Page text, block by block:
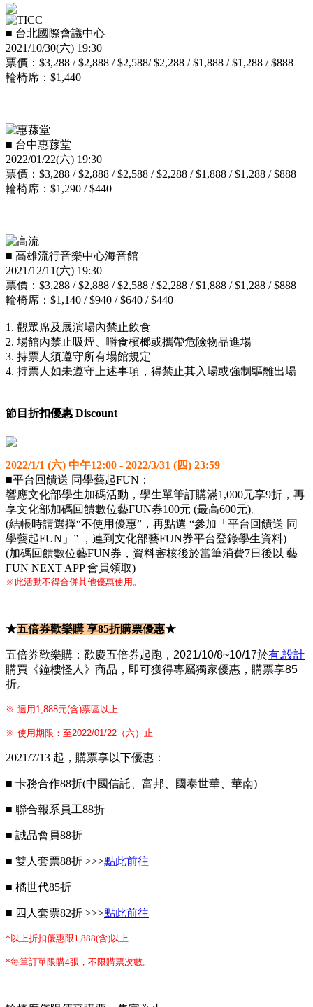
■ 台北國際會議中心
2021/10/30(六) 19:30
票價：$3,288 / $2,888 / $2,588/ $2,288 / $1,888 / $1,288 / $888
輪椅席：$1,440
■ 台中惠蓀堂
2022/01/22(六) 19:30
票價：$3,288 / $2,888 / $2,588 / $2,288 / $1,888 / $1,288 / $888
輪椅席：$1,290 / $440
■ 高雄流行音樂中心海音館
2021/12/11(六) 19:30
票價：$3,288 / $2,888 / $2,588 / $2,288 / $1,888 / $1,288 / $888
輪椅席：$1,140 / $940 / $640 / $440
1. 觀眾席及展演場內禁止飲食
2. 場館內禁止吸煙、嚼食檳榔或攜帶危險物品進場
3. 持票人須遵守所有場館規定
4. 持票人如未遵守上述事項，得禁止其入場或強制驅離出場
節目折扣優惠 Discount
2022/1/1 (六) 中午12:00 - 2022/3/31 (四) 23:59
■平台回饋送 同學藝起FUN：
響應文化部學生加碼活動，學生單筆訂購滿1,000元享9折，再
享文化部加碼回饋數位藝FUN券100元 (最高600元)。
(結帳時請選擇“不使用優惠”，再點選 “參加「平台回饋送 同
學藝起FUN」” ，連到文化部藝FUN券平台登錄學生資料)
(加碼回饋數位藝FUN券，資料審核後於當筆消費7日後以 藝
FUN NEXT APP 會員領取)
※此活動不得合併其他優惠使用。
★五倍券歡樂購 享85折購票優惠★
五倍券歡樂購：歡慶五倍券起跑，2021/10/8~10/17於有.設計
購買《鐘樓怪人》商品，即可獲得專屬獨家優惠，購票享85
折。
※ 適用1,888元(含)票區以上
※ 使用期限：至2022/01/22（六）止
2021/7/13 起，購票享以下優惠：
■ 卡務合作88折(中國信託、富邦、國泰世華、華南)
■ 聯合報系員工88折
■ 誠品會員88折
■ 雙人套票88折 >>>點此前往
■ 橘世代85折
■ 四人套票82折 >>>點此前往
*以上折扣優惠限1,888(含)以上
*每筆訂單限購4張，不限購票次數。